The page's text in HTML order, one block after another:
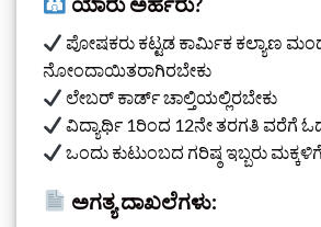
ಪೋಷಕರು ಕಟ್ಟಡ ಕಾರ್ಮಿಕ ಕಲ್ಯಾಣ
ನೋಂದಾಯಿತರಾಗಿರಬೇಕು
ಲೇಬರ್ ಕಾರ್ಡ್ ಚಾಲ್ತಿಯಲ್ಲಿರಬೇಕು
ವಿದ್ಯಾರ್ಥಿ 1ರಿಂದ 12ನೇ ತರಗತಿ ವರೆಗೆ
ಒಂದು ಕುಟುಂಬದ ಗರಿಷ್ಠ ಇಬ್ಬರು
ಅಗತ್ಯ ದಾಖಲೆಗಳು: